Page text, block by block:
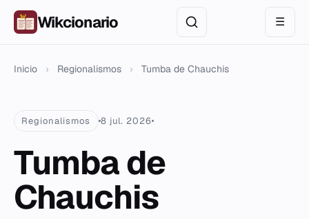
Wikcionario ☰
Inicio › Regionalismos › Tumba de Chauchis
Regionalismos 8 jul. 2026
Tumba de
Chauchis